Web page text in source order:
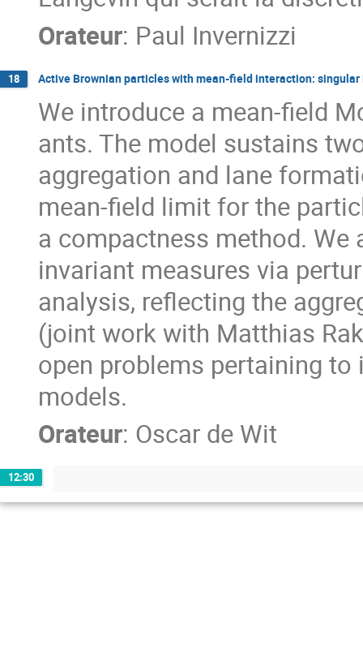
Orateur: Paul Invernizzi
18 Active Brownian particles with mean-field interaction:
We introduce a mean-field
ants. The model sustains
aggregation and lane
mean-field limit for the
a compactness method.
invariant measures via
analysis, reflecting the
(joint work with Matthias
open problems pertaining
models.
Orateur: Oscar de Wit
12:30